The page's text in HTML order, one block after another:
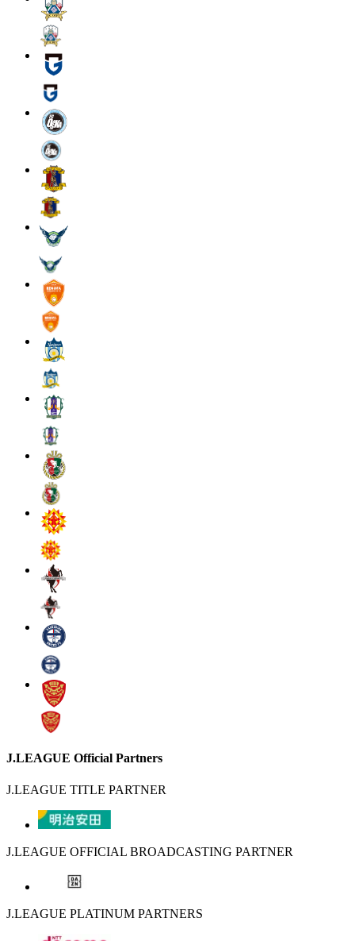
J.LEAGUE Official Partners
J.LEAGUE TITLE PARTNER
J.LEAGUE OFFICIAL BROADCASTING PARTNER
J.LEAGUE PLATINUM PARTNERS